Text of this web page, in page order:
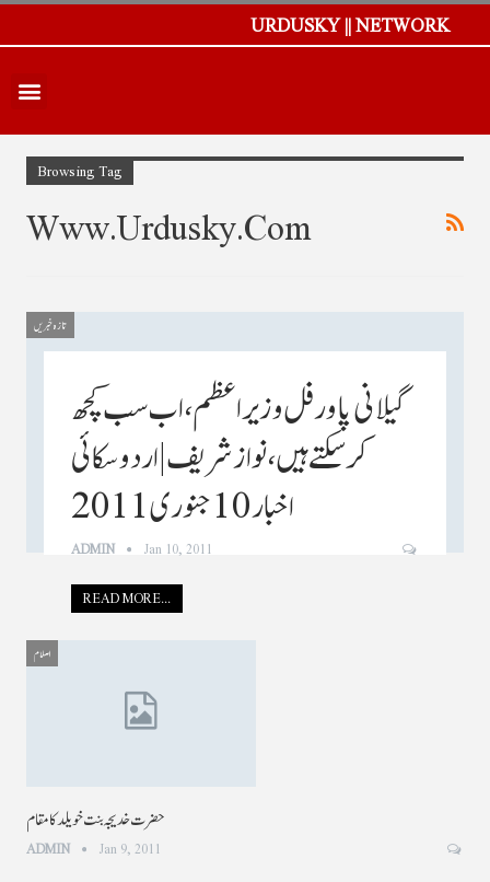
URDUSKY || NETWORK
Browsing Tag
Www.urdusky.com
تازہ خبریں
گیلانی پاور فل وزیراعظم ،اب سب کچھ
کرسکتے ہیں،نوازشریف |اردو سکائی
اخبار 10 جنوری 2011
ADMIN Jan 10, 2011
READ MORE...
اسلام
حضرت خدیجہ بنت خویلد کا مقام
ADMIN Jan 9, 2011